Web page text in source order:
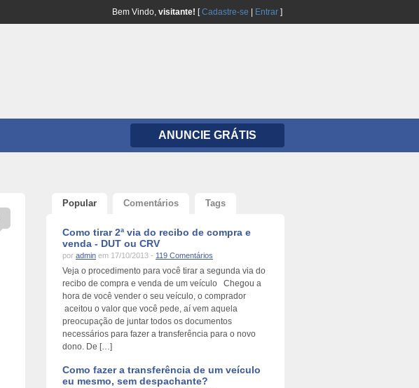
Bem Vindo, visitante! [Cadastre-se Entrar ]
ANUNCIE GRÁTIS
Popular Comentários Tags
Como tirar 2ª via do recibo de compra e
venda - DUT ou CRV
por admin em 17/10/2013 - 119 Comentários
Veja o procedimento para você tirar a segunda via do
recibo de compra e venda de um veículo Chegou a
hora de você vender o seu veículo, o comprador
aceitou o valor que você pede, aí vem aquela
preocupação de juntar todos os documentos
necessários para fazer a transferência para o novo
dono. De […]
Como fazer a transferência de um veículo
eu mesmo, sem despachante?